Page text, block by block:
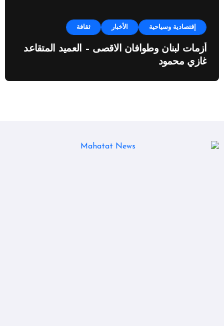
إقتصادية وسياحية الأخبار ثقافة
أزمات لبنان وطوافان الاقصى – العميد المتقاعد
غازي محمود